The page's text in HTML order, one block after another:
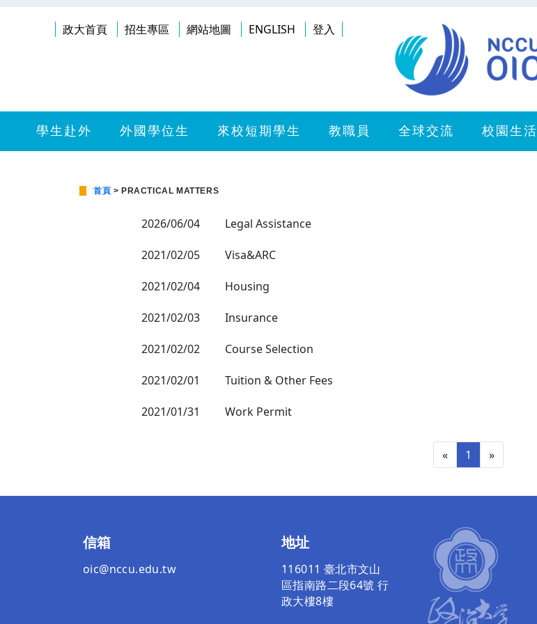
政大首頁 招生專區 網站地圖 ENGLISH 登入
學生赴外 外國學位生 來校短期學生 教職員 全球交流 校園生活
首頁 > PRACTICAL MATTERS
2026/06/04 Legal Assistance
2021/02/05 Visa&ARC
2021/02/04 Housing
2021/02/03 Insurance
2021/02/02 Course Selection
2021/02/01 Tuition & Other Fees
2021/01/31 Work Permit
« 1 »
信箱
oic@nccu.edu.tw
地址
116011 臺北市文山
區指南路二段64號 行
政大樓8樓